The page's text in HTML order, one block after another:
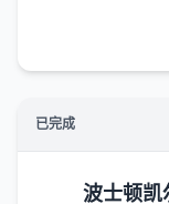
已完成
波士顿凯